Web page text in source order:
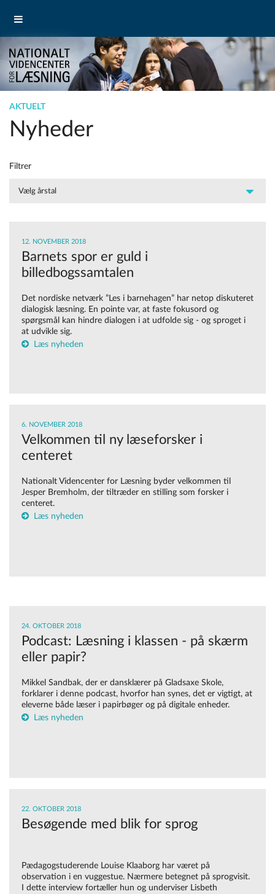
AKTUELT
Nyheder
Filtrer
12. NOVEMBER 2018
Barnets spor er guld i
billedbogssamtalen
Det nordiske netværk ”Les i barnehagen” har netop diskuteret
dialogisk læsning. En pointe var, at faste fokusord og
spørgsmål kan hindre dialogen i at udfolde sig - og sproget i
at udvikle sig.
Læs nyheden
6. NOVEMBER 2018
Velkommen til ny læseforsker i
centeret
Nationalt Videncenter for Læsning byder velkommen til
Jesper Bremholm, der tiltræder en stilling som forsker i
centeret.
Læs nyheden
24. OKTOBER 2018
Podcast: Læsning i klassen - på skærm
eller papir?
Mikkel Sandbak, der er dansklærer på Gladsaxe Skole,
forklarer i denne podcast, hvorfor han synes, det er vigtigt, at
eleverne både læser i papirbøger og på digitale enheder.
Læs nyheden
22. OKTOBER 2018
Besø​gende med blik for sprog
Pædagogstuderende Louise Klaaborg har været på
observation i en vuggestue. Nærmere betegnet på sprogvisit.
I dette interview fortæller hun og underviser Lisbeth